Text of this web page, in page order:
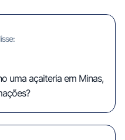
uma açaiteria em Minas,